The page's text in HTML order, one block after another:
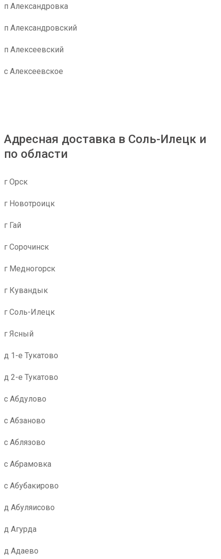
п Александровка
п Александровский
п Алексеевский
с Алексеевское
Адресная доставка в Соль-Илецк и
по области
г Орск
г Новотроицк
г Гай
г Сорочинск
г Медногорск
г Кувандык
г Соль-Илецк
г Ясный
д 1-е Тукатово
д 2-е Тукатово
с Абдулово
с Абзаново
с Аблязово
с Абрамовка
с Абубакирово
д Абуляисово
д Агурда
д Адаево